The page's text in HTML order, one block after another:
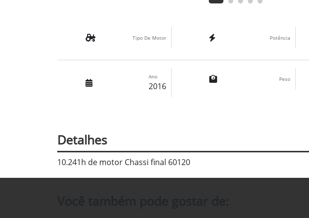
Tipo De Motor Potência
Ano
2016
Peso
Detalhes
10.241h de motor Chassi final 60120